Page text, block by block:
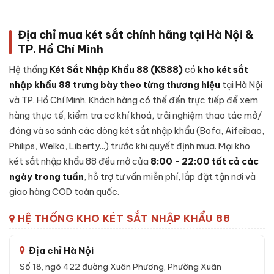
Lớp ngoài:Thép tấm cường độ cao, sơn tĩnh điện cao cấp
chống trầy xước và bong sơn theo thời gian sử dụng.
Lớp lõi chống cháy:Hỗn hợpbê-tông chống cháy
hợp vật liệu cách nhiệt chịu nhiệt độ cao - giữ tài sản, giấy
tờ an toàn trong sự cố hoả hoạn.
Lớp trong:Thép tấm gia cường, vách nhung chống trầy
cho tài sản đặt bên trong, có ngăn phụ tiện lợi.
Cánh két:Đúc nguyên khối thép đặc dày, gờ cánh khít với
thân, đệm chống khói thoát.
Khoá:Khóa vân tay điện tử - cơ chế bảo mật cao, chống
thử mã, có chế độ tự khoá tạm thời.
Hệ chốt + bản lề:
Chốt thép đa hướng kết hợp bản lề chìm
bên trong cánh - chống cạy phá toàn diện.
Đặc tính kỹ thuật Két sắt Philips
Địa chỉ mua két sắt chính hãng tại Hà Nội &
TP. Hồ Chí Minh
Hệ thống Két Sắt Nhập Khẩu 88 (KS88)có kho két sắt
nhập khẩu 88 trưng bày theo từng thương hiệu tại Hà Nội
và TP. Hồ Chí Minh. Khách hàng có thể đến trực tiếp để xem
hàng thực tế, kiểm tra cơ khí khoá, trải nghiệm thao tác mở/
đóng và so sánh các dòng két sắt nhập khẩu (Bofa, Aifeibao,
Philips, Welko, Liberty...) trước khi quyết định mua. Mọi kho
két sắt nhập khẩu 88 đều mở cửa 8:00 - 22:00 tất cả các
ngày trong tuần, hỗ trợ tư vấn miễn phí, lắp đặt tận nơi và
giao hàng COD toàn quốc.
HỆ THỐNG KHO KÉT SẮT NHẬP KHẨU 88
Địa chỉ Hà Nội
Số 18, ngõ 422 đường Xuân Phương, Phường Xuân